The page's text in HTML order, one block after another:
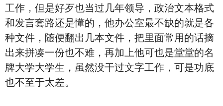
工作，但是好歹也当过几年领导，政治文本格式
和发言套路还是懂的，他办公室最不缺的就是各
种文件，随便翻出几本文件，把里面常用的话摘
出来拼凑一份也不难，再加上他可也是堂堂的名
牌大学大学生，虽然没干过文字工作，可是功底
也不至于太差。